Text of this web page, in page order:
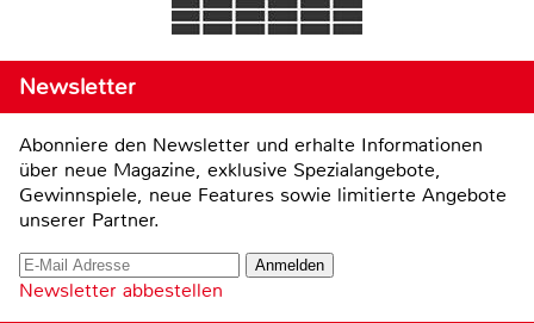
Newsletter
Abonniere den Newsletter und erhalte Informationen
über neue Magazine, exklusive Spezialangebote,
Gewinnspiele, neue Features sowie limitierte Angebote
unserer Partner.
Newsletter abbestellen